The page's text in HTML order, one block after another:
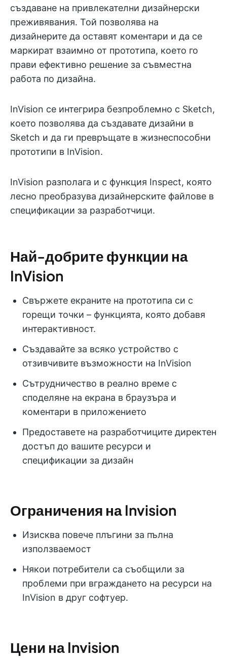
създаване на привлекателни дизайнерски
преживявания. Той позволява на
дизайнерите да оставят коментари и да се
маркират взаимно от прототипа, което го
прави ефективно решение за съвместна
работа по дизайна.
InVision се интегрира безпроблемно с Sketch,
което позволява да създавате дизайни в
Sketch и да ги превръщате в жизнеспособни
прототипи в InVision.
InVision разполага и с функция Inspect, която
лесно преобразува дизайнерските файлове в
спецификации за разработчици.
Най-добрите функции на
InVision
Свържете екраните на прототипа си с
горещи точки – функцията, която добавя
интерактивност.
Създавайте за всяко устройство с
отзивчивите възможности на InVision
Сътрудничество в реално време с
споделяне на екрана в браузъра и
коментари в приложението
Предоставете на разработчиците директен
достъп до вашите ресурси и
спецификации за дизайн
Ограничения на Invision
Изисква повече плъгини за пълна
използваемост
Някои потребители са съобщили за
проблеми при вграждането на ресурси на
InVision в друг софтуер.
Цени на Invision